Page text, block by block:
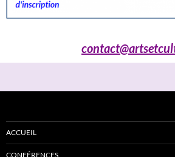
ACCUEIL
CONFÉRENCES